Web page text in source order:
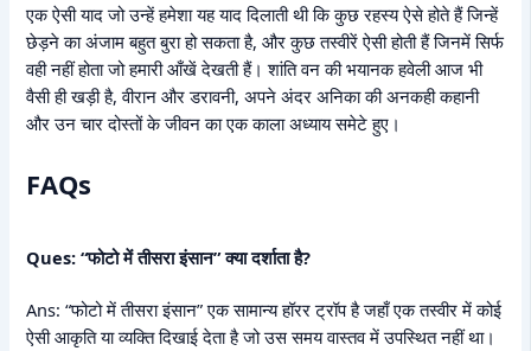
एक ऐसी याद जो उन्हें हमेशा यह याद दिलाती थी कि कुछ रहस्य ऐसे होते हैं जिन्हें
छेड़ने का अंजाम बहुत बुरा हो सकता है, और कुछ तस्वीरें ऐसी होती हैं जिनमें सिर्फ
वही नहीं होता जो हमारी आँखें देखती हैं। शांति वन की भयानक हवेली आज भी
वैसी ही खड़ी है, वीरान और डरावनी, अपने अंदर अनिका की अनकही कहानी
और उन चार दोस्तों के जीवन का एक काला अध्याय समेटे हुए।
FAQs
Ques: “फोटो में तीसरा इंसान” क्या दर्शाता है?
Ans: “फोटो में तीसरा इंसान” एक सामान्य हॉरर ट्रॉप है जहाँ एक तस्वीर में कोई
ऐसी आकृति या व्यक्ति दिखाई देता है जो उस समय वास्तव में उपस्थित नहीं था।